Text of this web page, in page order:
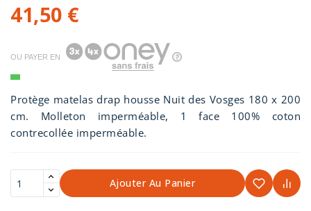
41,50 €
OU PAYER EN
Protège matelas drap housse Nuit des Vosges 180 x 200
cm. Molleton imperméable, 1 face 100% coton
contrecollée imperméable.
Ajouter Au Panier